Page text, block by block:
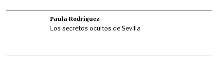
Paula Rodríguez
Los secretos ocultos de Sevilla